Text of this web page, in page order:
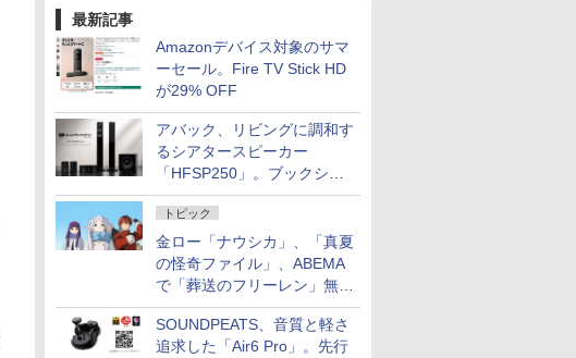
最新記事
Amazonデバイス対象のサマ
ーセール。Fire TV Stick HD
が29% OFF
アバック、リビングに調和す
るシアタースピーカー
「HFSP250」。ブックシェ
ルフはペア3万円以下
トピック
金ロー「ナウシカ」、「真夏
の怪奇ファイル」、ABEMA
で「葬送のフリーレン」無料
配信など。夏の特番・配信情
報
SOUNDPEATS、音質と軽さ
追求した「Air6 Pro」。先行